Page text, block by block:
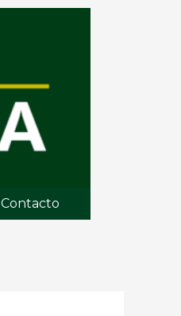
Contacto